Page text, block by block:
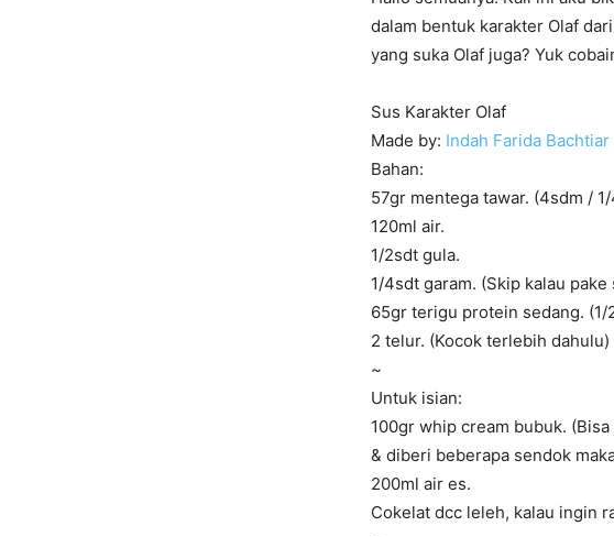
dalam bentuk karakter Olaf
yang suka Olaf juga? Yuk
Sus Karakter Olaf
Made by: Indah Farida Bachtiar
Bahan:
57gr mentega tawar. (4sdm /
120ml air.
1/2sdt gula.
1/4sdt garam. (Skip kalau
65gr terigu protein sedang. (1/
2 telur. (Kocok terlebih dahulu)
~
Untuk isian:
100gr whip cream bubuk.
& diberi beberapa sendok
200ml air es.
Cokelat dcc leleh, kalau ingin